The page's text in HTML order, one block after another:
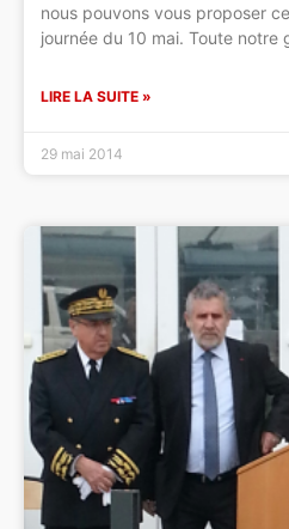
nous pouvons vous proposer
journée du 10 mai. Toute notre
LIRE LA SUITE »
29 mai 2014